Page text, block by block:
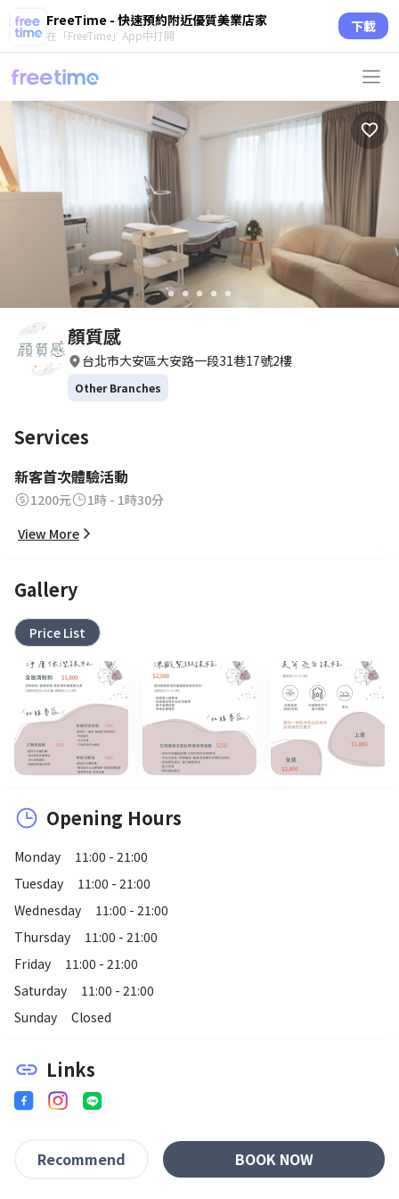
FreeTime - 快速預約附近優質美業店家
在「FreeTime」App中打開 下載
circle circle circle circle circle
顏質感
台北市大安區大安路一段31巷17號2樓
Other Branches
Services
新客首次體驗活動
1200元
1時 - 1時30分
View More
Gallery
Price List
Opening Hours
Monday
11:00 - 21:00
Tuesday
11:00 - 21:00
Wednesday
11:00 - 21:00
Thursday
11:00 - 21:00
Friday
11:00 - 21:00
Saturday
11:00 - 21:00
Sunday
Closed
link Links
Recommend BOOK NOW